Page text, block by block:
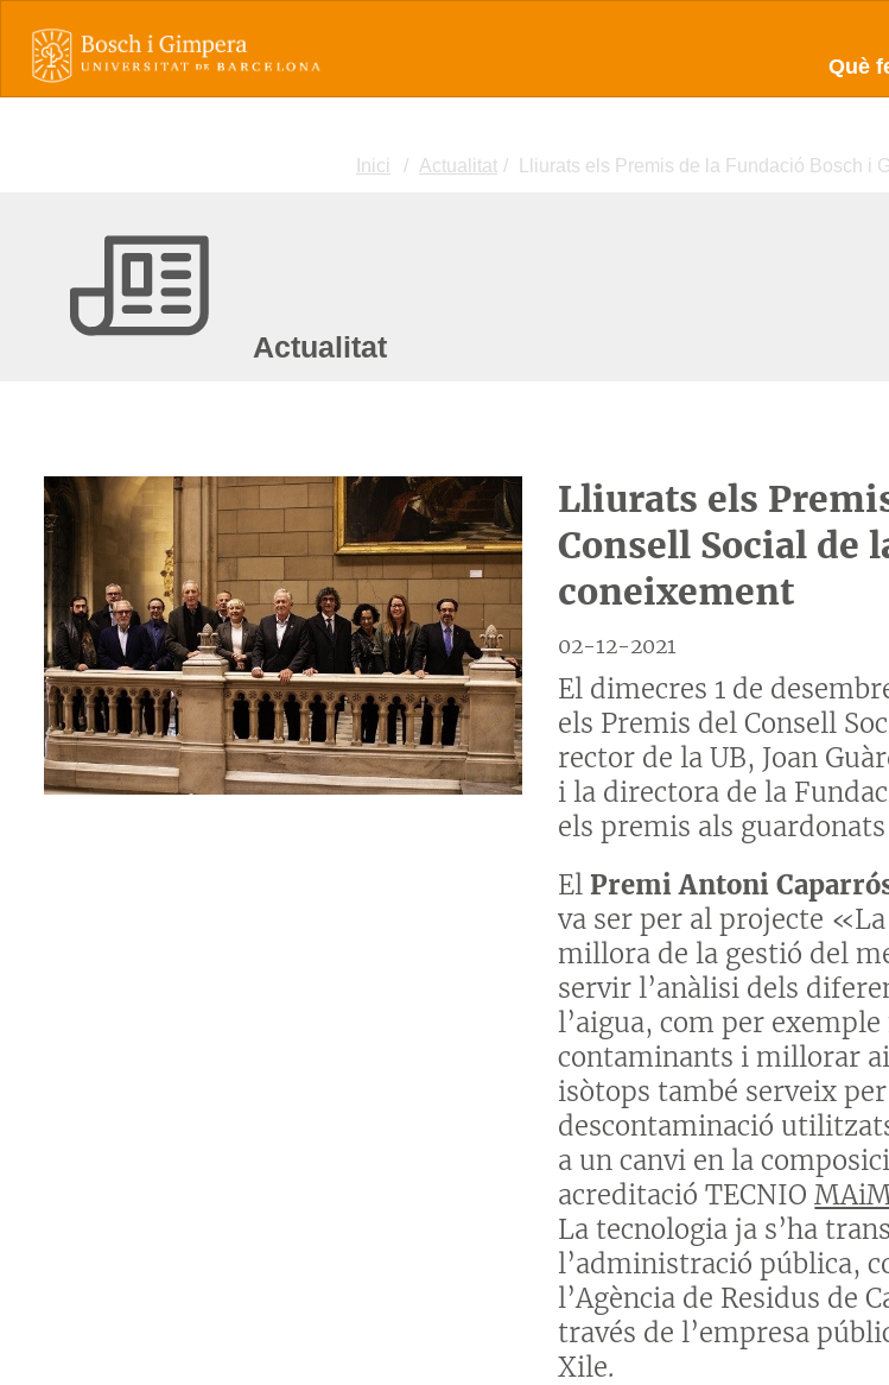
Què
Inici Actualitat Lliurats els Premis de la Fundació Bosch
Actualitat
Lliurats els
Consell Social de
coneixement
02-12-2021
El dimecres 1 de
els Premis del Consell
rector de la UB, Joan
i la directora de la
els premis als guardonats
El Premi Antoni
va ser per al projecte
millora de la gestió del
servir l’anàlisi dels
l’aigua, com per
contaminants i millorar
isòtops també serveix
descontaminació
a un canvi en la
acreditació TECNIO
La tecnologia ja s’ha
l’administració pública,
l’Agència de Residus de
través de l’empresa
Xile.